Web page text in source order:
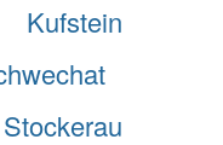
Kufstein
Stockerau